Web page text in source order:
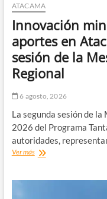
ATACAMA
Innovación
aportes en
sesión de la
Regional
6 agosto, 2026
La segunda sesión de
2026 del Programa
autoridades,
Ver másInnovación